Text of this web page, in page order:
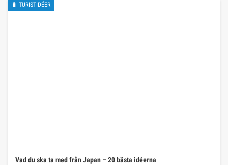
🧳 TURISTIDÉER
Vad du ska ta med från Japan – 20 bästa idéerna